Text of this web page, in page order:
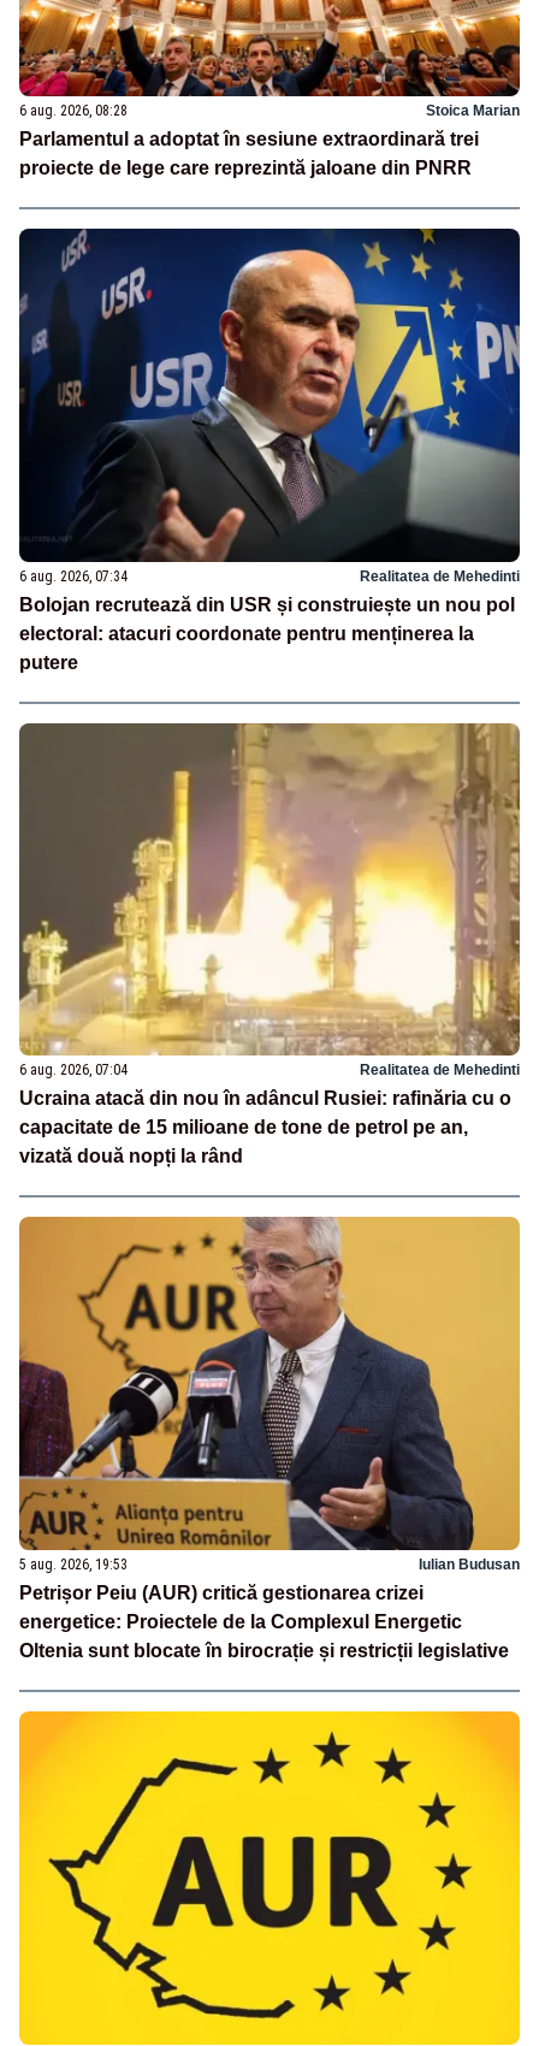
6 aug. 2026, 08:28 Stoica Marian
Parlamentul a adoptat în sesiune extraordinară trei
proiecte de lege care reprezintă jaloane din PNRR
6 aug. 2026, 07:34 Realitatea de Mehedinti
Bolojan recrutează din USR și construiește un nou pol
electoral: atacuri coordonate pentru menținerea la
putere
6 aug. 2026, 07:04 Realitatea de Mehedinti
Ucraina atacă din nou în adâncul Rusiei: rafinăria cu o
capacitate de 15 milioane de tone de petrol pe an,
vizată două nopți la rând
5 aug. 2026, 19:53 Iulian Budusan
Petrișor Peiu (AUR) critică gestionarea crizei
energetice: Proiectele de la Complexul Energetic
Oltenia sunt blocate în birocrație și restricții legislative